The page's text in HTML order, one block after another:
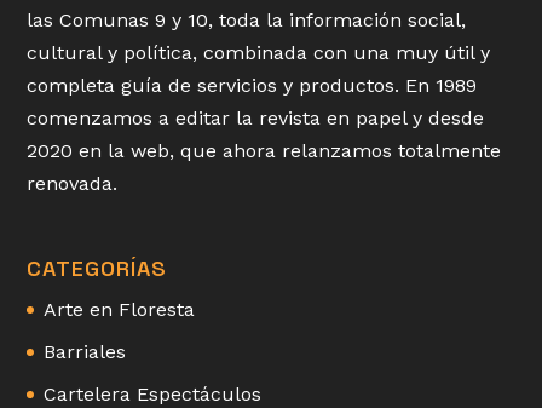
las Comunas 9 y 10, toda la información social,
cultural y política, combinada con una muy útil y
completa guía de servicios y productos. En 1989
comenzamos a editar la revista en papel y desde
2020 en la web, que ahora relanzamos totalmente
renovada.
CATEGORÍAS
Arte en Floresta
Barriales
Cartelera Espectáculos